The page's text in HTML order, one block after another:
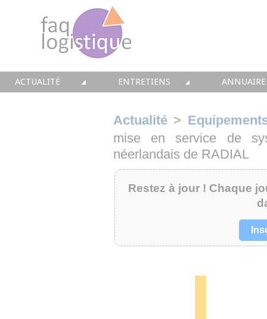
ACTUALITÉ ENTRETIENS
• ENTREPÔT
• TRANSPORT
• WMS / TMS
LES PAROLES D'EXPERT
ANNUAIRE
•
•
•
•
Actualité >
mise en service de
néerlandais de RADIAL
Restez à jour ! Chaque